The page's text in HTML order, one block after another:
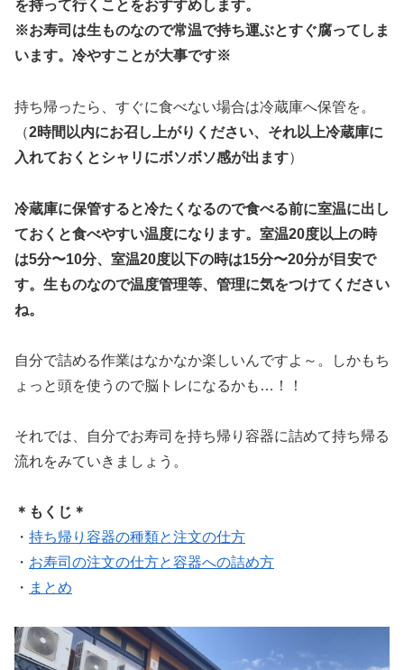
を持って行くことをおすすめします。
※お寿司は生ものなので常温で持ち運ぶとすぐ腐ってしま
います。冷やすことが大事です※
持ち帰ったら、すぐに食べない場合は冷蔵庫へ保管を。
（2時間以内にお召し上がりください、それ以上冷蔵庫に
入れておくとシャリにボソボソ感が出ます）
冷蔵庫に保管すると冷たくなるので食べる前に室温に出し
ておくと食べやすい温度になります。室温20度以上の時
は5分〜10分、室温20度以下の時は15分〜20分が目安で
す。生ものなので温度管理等、管理に気をつけてください
ね。
自分で詰める作業はなかなか楽しいんですよ～。しかもち
ょっと頭を使うので脳トレになるかも…！！
それでは、自分でお寿司を持ち帰り容器に詰めて持ち帰る
流れをみていきましょう。
＊もくじ＊
・ 持ち帰り容器の種類と注文の仕方
・ お寿司の注文の仕方と容器への詰め方
・ まとめ